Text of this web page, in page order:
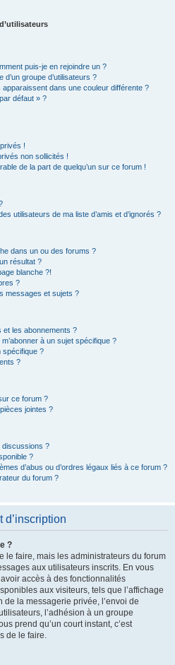
puis-je en rejoindre un ?
groupe d’utilisateurs ?
apparaissent dans une couleur différente ?
défaut » ?
!
non sollicités !
de la part de quelqu’un sur ce forum !
utilisateurs de ma liste d’amis et d’ignorés ?
dans un ou des forums ?
résultat ?
blanche ?!
?
messages et sujets ?
et les abonnements ?
à un sujet spécifique ?
spécifique ?
?
ce forum ?
jointes ?
discussions ?
?
d’abus ou d’ordres légaux liés à ce forum ?
du forum ?
d’inscription
?
le faire, mais les administrateurs du forum
aux utilisateurs inscrits. En vous
accès à des fonctionnalités
aux visiteurs, tels que l’affichage
de la messagerie privée, l’envoi de
l’adhésion à un groupe
prend qu’un court instant, c’est
de le faire.